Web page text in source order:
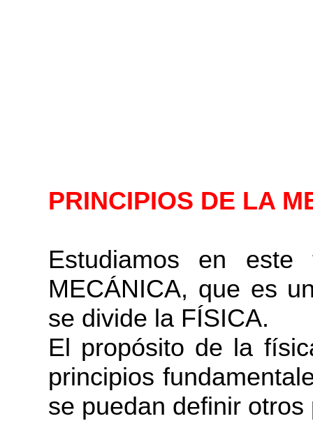
PRINCIPIOS DE LA
Estudiamos en
MECÁNICA, que es
se divide la FÍSICA.
El propósito de la
principios
se puedan definir otros